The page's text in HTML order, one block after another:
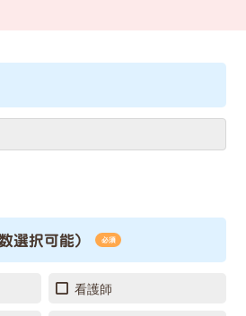
選択可能） 必須
看護師